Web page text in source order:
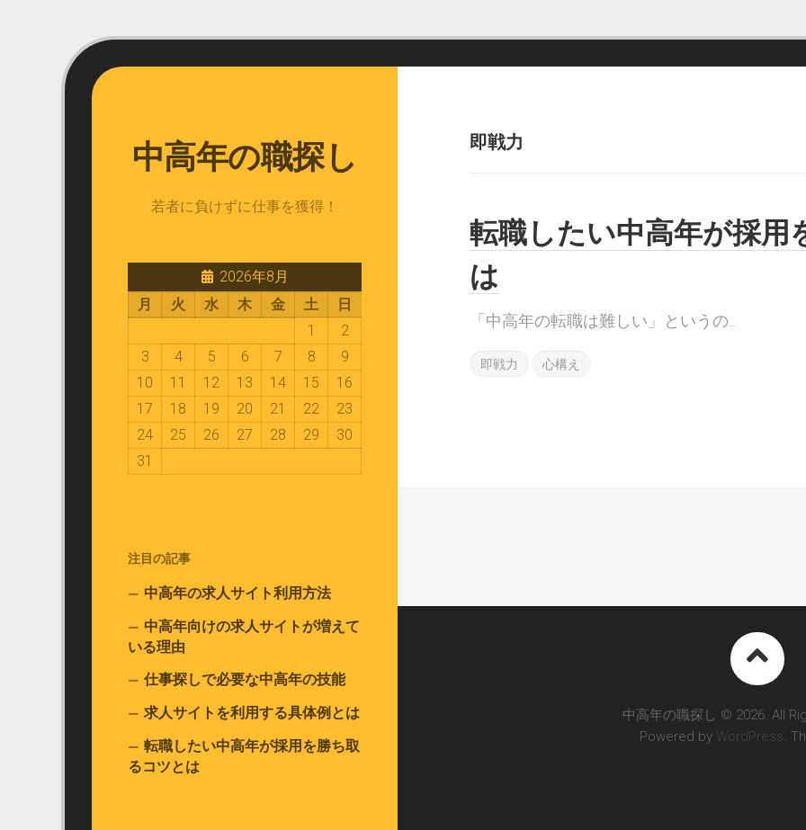
中高年の職探し
若者に負けずに仕事を獲得！
2026年8月
月
火 水 木 金 土
日
1
2
3
4 5 6 7 8
9
10
11 12 13 14 15
16
17
18 19 20 21 22
23
24
25 26 27 28 29
30
31
注目の記事
中高年の求人サイト利用方法
中高年向けの求人サイトが増えて
いる理由
仕事探しで必要な中高年の技能
求人サイトを利用する具体例とは
転職したい中高年が採用を勝ち取
るコツとは
即戦力
転職したい中高年が採用
は
「中高年の転職は難しい」というの...
即戦力 心構え
中高年の職探し © 2026. All
Powered by WordPress.